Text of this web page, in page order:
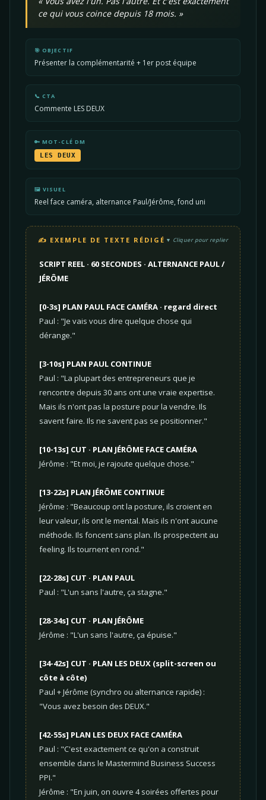
ce qui vous coince depuis 18 mois. »
🎯 OBJECTIF
Présenter la complémentarité + 1er post équipe
📞 CTA
Commente LES DEUX
🔑 MOT-CLÉ DM
LES DEUX
🖼️ VISUEL
Reel face caméra, alternance Paul/Jérôme, fond uni
✍️ EXEMPLE DE TEXTE RÉDIGÉ Cliquer pour replier
SCRIPT REEL · 60 SECONDES · ALTERNANCE PAUL /
JÉRÔME
[0-3s] PLAN PAUL FACE CAMÉRA · regard direct
Paul : "Je vais vous dire quelque chose qui
dérange."
[3-10s] PLAN PAUL CONTINUE
Paul : "La plupart des entrepreneurs que je
rencontre depuis 30 ans ont une vraie expertise.
Mais ils n'ont pas la posture pour la vendre. Ils
savent faire. Ils ne savent pas se positionner."
[10-13s] CUT · PLAN JÉRÔME FACE CAMÉRA
Jérôme : "Et moi, je rajoute quelque chose."
[13-22s] PLAN JÉRÔME CONTINUE
Jérôme : "Beaucoup ont la posture, ils croient en
leur valeur, ils ont le mental. Mais ils n'ont aucune
méthode. Ils foncent sans plan. Ils prospectent au
feeling. Ils tournent en rond."
[22-28s] CUT · PLAN PAUL
Paul : "L'un sans l'autre, ça stagne."
[28-34s] CUT · PLAN JÉRÔME
Jérôme : "L'un sans l'autre, ça épuise."
[34-42s] CUT · PLAN LES DEUX (split-screen ou
côte à côte)
Paul + Jérôme (synchro ou alternance rapide) :
"Vous avez besoin des DEUX."
[42-55s] PLAN LES DEUX FACE CAMÉRA
Paul : "C'est exactement ce qu'on a construit
ensemble dans le Mastermind Business Success
PPI."
Jérôme : "En juin, on ouvre 4 soirées offertes pour